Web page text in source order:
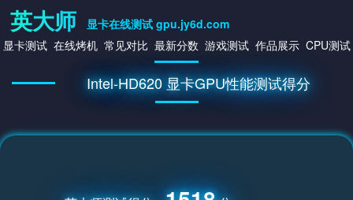
英大师
显卡在线测试 gpu.jy6d.com
显卡测试 在线烤机 常见对比 最新分数 游戏测试 作品展示 CPU测试
Intel-HD620 显卡GPU性能测试得分